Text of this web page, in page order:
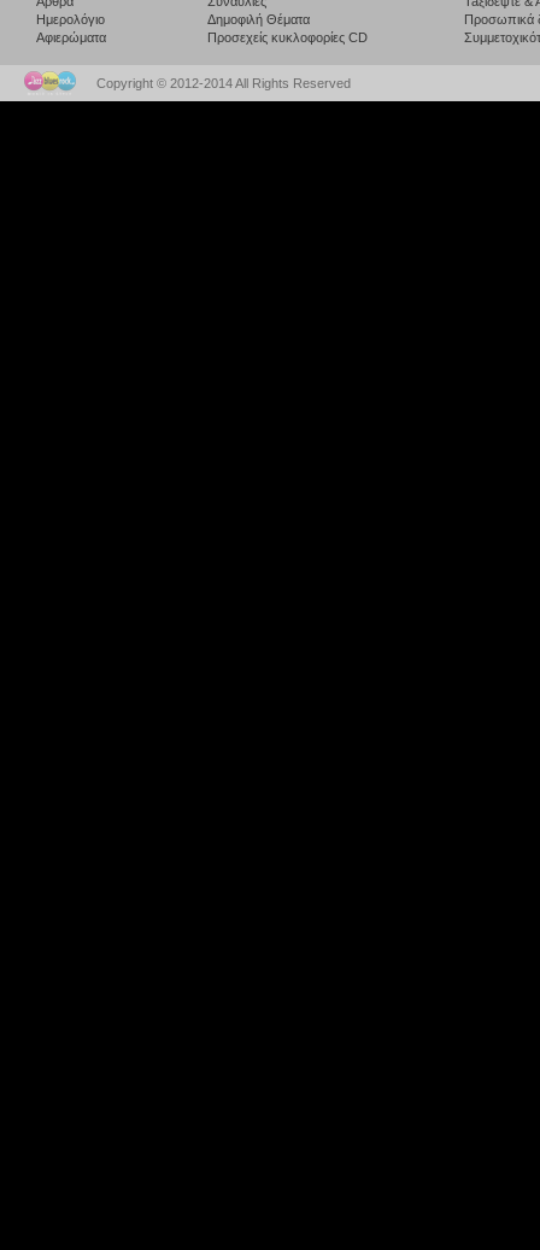
Ημερολόγιο
Αφιερώματα
Δημοφιλή Θέματα
Προσεχείς κυκλοφορίες CD
Προσωπικά
Copyright © 2012-2014 All Rights Reserved